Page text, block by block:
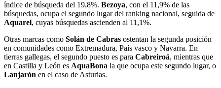
índice de búsqueda del 19,8%. Bezoya, con el 11,9% de las
búsquedas, ocupa el segundo lugar del ranking nacional, seguida de
Aquarel, cuyas búsquedas ascienden al 11,1%.
Otras marcas como Solán de Cabras ostentan la segunda posición
en comunidades como Extremadura, País vasco y Navarra. En
tierras gallegas, el segundo puesto es para Cabreiroá, mientras que
en Castilla y León es AquaBona la que ocupa este segundo lugar, o
Lanjarón en el caso de Asturias.